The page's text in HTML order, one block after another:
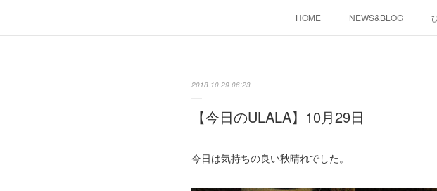
HOME NEWS&BLOG
2018.10.29 06:23
【今日のULALA】10月29日
今日は気持ちの良い秋晴れでした。